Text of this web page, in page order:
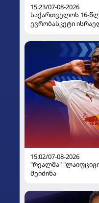
15:23/07-08-2026
საქართველოს 16-
ევრობასკეტი
15:02/07-08-2026
"რეალმა"
შეიძინა